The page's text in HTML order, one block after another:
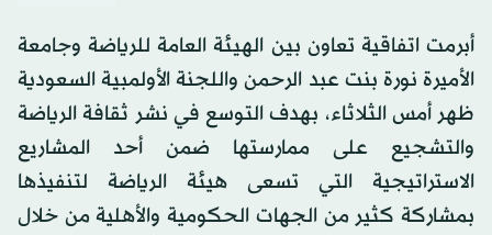
أبرمت اتفاقية تعاون بين الهيئة العامة للرياضة وجامعة
الأميرة نورة بنت عبد الرحمن واللجنة الأولمبية السعودية
ظهر أمس الثلاثاء، بهدف التوسع في نشر ثقافة الرياضة
والتشجيع على ممارستها ضمن أحد المشاريع
الاستراتيجية التي تسعى هيئة الرياضة لتنفيذها
بمشاركة كثير من الجهات الحكومية والأهلية من خلال